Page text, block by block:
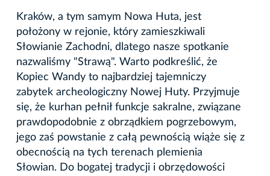
Kraków, a tym samym Nowa Huta, jest
położony w rejonie, który zamieszkiwali
Słowianie Zachodni, dlatego nasze spotkanie
nazwaliśmy "Strawą". Warto podkreślić, że
Kopiec Wandy to najbardziej tajemniczy
zabytek archeologiczny Nowej Huty. Przyjmuje
się, że kurhan pełnił funkcje sakralne, związane
prawdopodobnie z obrządkiem pogrzebowym,
jego zaś powstanie z całą pewnością wiąże się z
obecnością na tych terenach plemienia
Słowian. Do bogatej tradycji i obrzędowości